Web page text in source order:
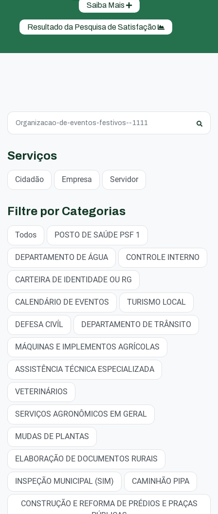
Saiba Mais
Resultado da Pesquisa de Satisfação
Serviços
Cidadão Empresa Servidor
Filtre por Categorias
Todos POSTO DE SAÚDE PSF 1
DEPARTAMENTO DE ÁGUA CONTROLE INTERNO
CARTEIRA DE IDENTIDADE OU RG
CALENDÁRIO DE EVENTOS TURISMO LOCAL
DEFESA CIVÍL DEPARTAMENTO DE TRÂNSITO
MÁQUINAS E IMPLEMENTOS AGRÍCOLAS
ASSISTÊNCIA TÉCNICA ESPECIALIZADA
VETERINÁRIOS
SERVIÇOS AGRONÔMICOS EM GERAL
MUDAS DE PLANTAS
ELABORAÇÃO DE DOCUMENTOS RURAIS
INSPEÇÃO MUNICIPAL (SIM) CAMINHÃO PIPA
CONSTRUÇÃO E REFORMA DE PRÉDIOS E PRAÇAS